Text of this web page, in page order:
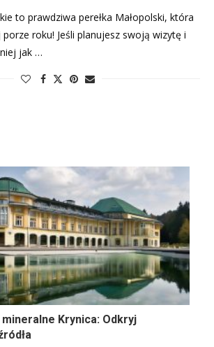
to prawdziwa perełka Małopolski, która
roku! Jeśli planujesz swoją wizytę i
jak …
Krynica: Odkryj